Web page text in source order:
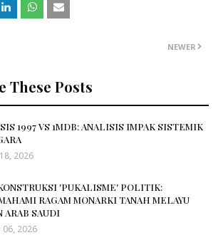
NEWER
These Posts
1997 VS 1MDB: ANALISIS IMPAK SISTEMIK
2026
'PUKALISME' POLITIK:
RAGAM MONARKI TANAH MELAYU
ARAB SAUDI
06, 2026